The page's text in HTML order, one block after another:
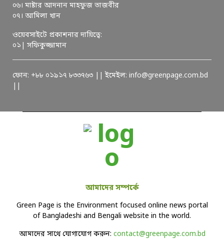
০৬। মাষ্টার আদনান মাহফুজ তাজবীর
০৭। আমিলা খান
ওয়েবসাইটে প্রকাশনার দায়িত্বে:
০১| সফিকুজ্জামান
ফোন: +৮৮ ০১৯১৭ ৮৩৩৭৬৩ || ইমেইল: info@greenpage.com.bd
আমাদের সম্পর্কে
Green Page is the Environment focused online news portal
of Bangladeshi and Bengali website in the world.
আমাদের সাথে যোগাযোগ করুন: contact@greenpage.com.bd